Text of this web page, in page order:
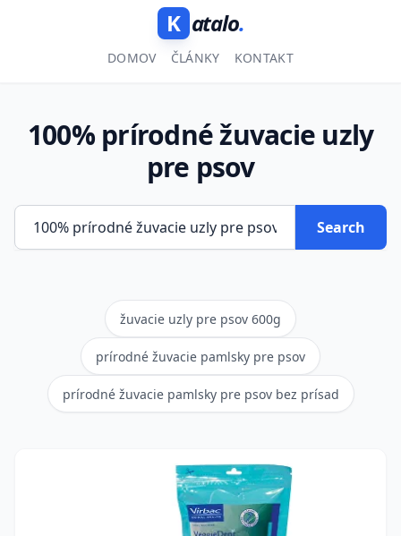
K atalo.
DOMOV ČLÁNKY KONTAKT
100% prírodné žuvacie uzly
pre psov
Search
žuvacie uzly pre psov 600g
prírodné žuvacie pamlsky pre psov
prírodné žuvacie pamlsky pre psov bez prísad